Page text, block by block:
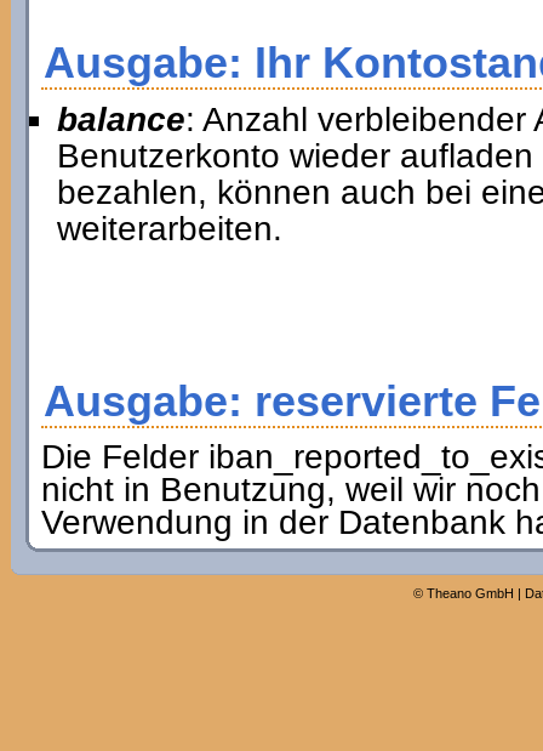
Ausgabe: Ihr
balance: Anzahl verbleibender
Benutzerkonto wieder
bezahlen, können auch bei
weiterarbeiten.
Ausgabe: reservierte
Die Felder
nicht in Benutzung, weil wir
Verwendung in der Datenbank
© Theano GmbH |